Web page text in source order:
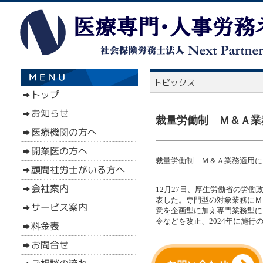
裁量労働制 Ｍ＆Ａ業
裁量労働制 Ｍ＆Ａ業務適用に
12月27日、厚生労働省の労働
表した。専門型の対象業務に
意を企画型に加え専門業務型
令などを改正、2024年に施行